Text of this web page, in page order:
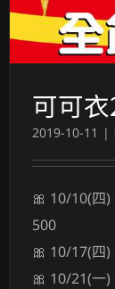
可可
2019-10-11 |
🎀 10/10(四
500
🎀 10/17(四
🎀 10/21(一